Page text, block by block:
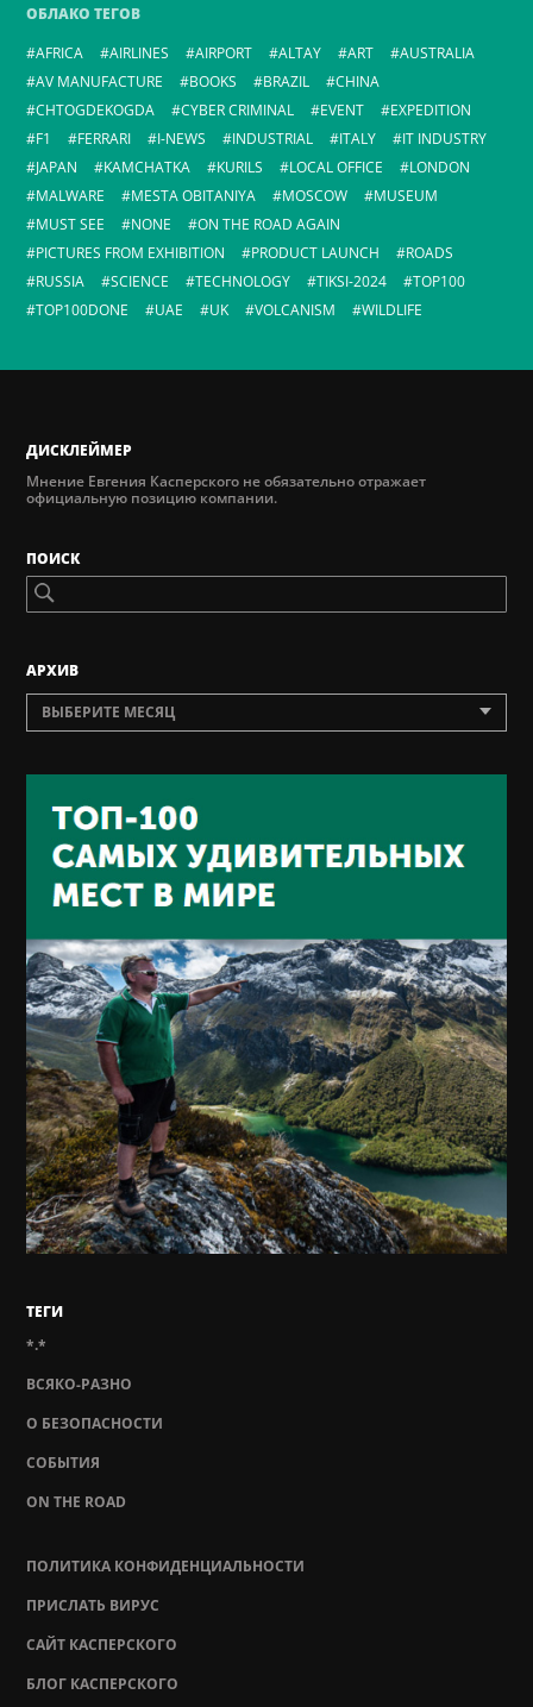
ОБЛАКО ТЕГОВ
AFRICA
AIRLINES AIRPORT ALTAY ART
AUSTRALIA
AV MANUFACTURE
BOOKS BRAZIL
CHINA
CHTOGDEKOGDA
CYBER CRIMINAL EVENT
EXPEDITION
F1
FERRARI I-NEWS INDUSTRIAL ITALY
IT INDUSTRY
JAPAN
KAMCHATKA KURILS LOCAL OFFICE
LONDON
MALWARE
MESTA OBITANIYA MOSCOW
MUSEUM
MUST SEE
NONE
ON THE ROAD AGAIN
PICTURES FROM EXHIBITION
PRODUCT LAUNCH
ROADS
RUSSIA
SCIENCE TECHNOLOGY TIKSI-2024
TOP100
TOP100DONE
UAE UK VOLCANISM WILDLIFE
ДИСКЛЕЙМЕР
Мнение Евгения Касперского не обязательно отражает
официальную позицию компании.
ПОИСК
AРХИВ
ВЫБЕРИТЕ МЕСЯЦ
ТЕГИ
*.*
ВСЯКО-РАЗНО
О БЕЗОПАСНОСТИ
СОБЫТИЯ
ON THE ROAD
ПОЛИТИКА КОНФИДЕНЦИАЛЬНОСТИ
ПРИСЛАТЬ ВИРУС
САЙТ КАСПЕРСКОГО
БЛОГ КАСПЕРСКОГО